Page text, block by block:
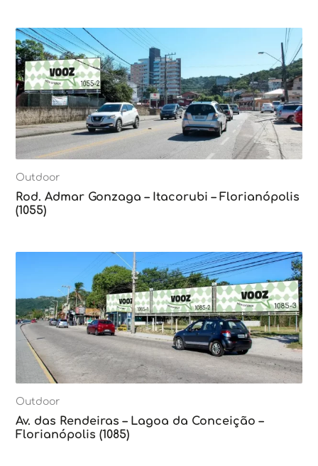
Outdoor
Rod. Admar Gonzaga – Itacorubi – Florianópolis
(1055)
Outdoor
Av. das Rendeiras – Lagoa da Conceição –
Florianópolis (1085)